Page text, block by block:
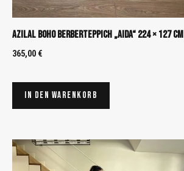
Azilal Boho Berberteppich „Aida“ 224 × 127 cm
365,00 €
In den Warenkorb